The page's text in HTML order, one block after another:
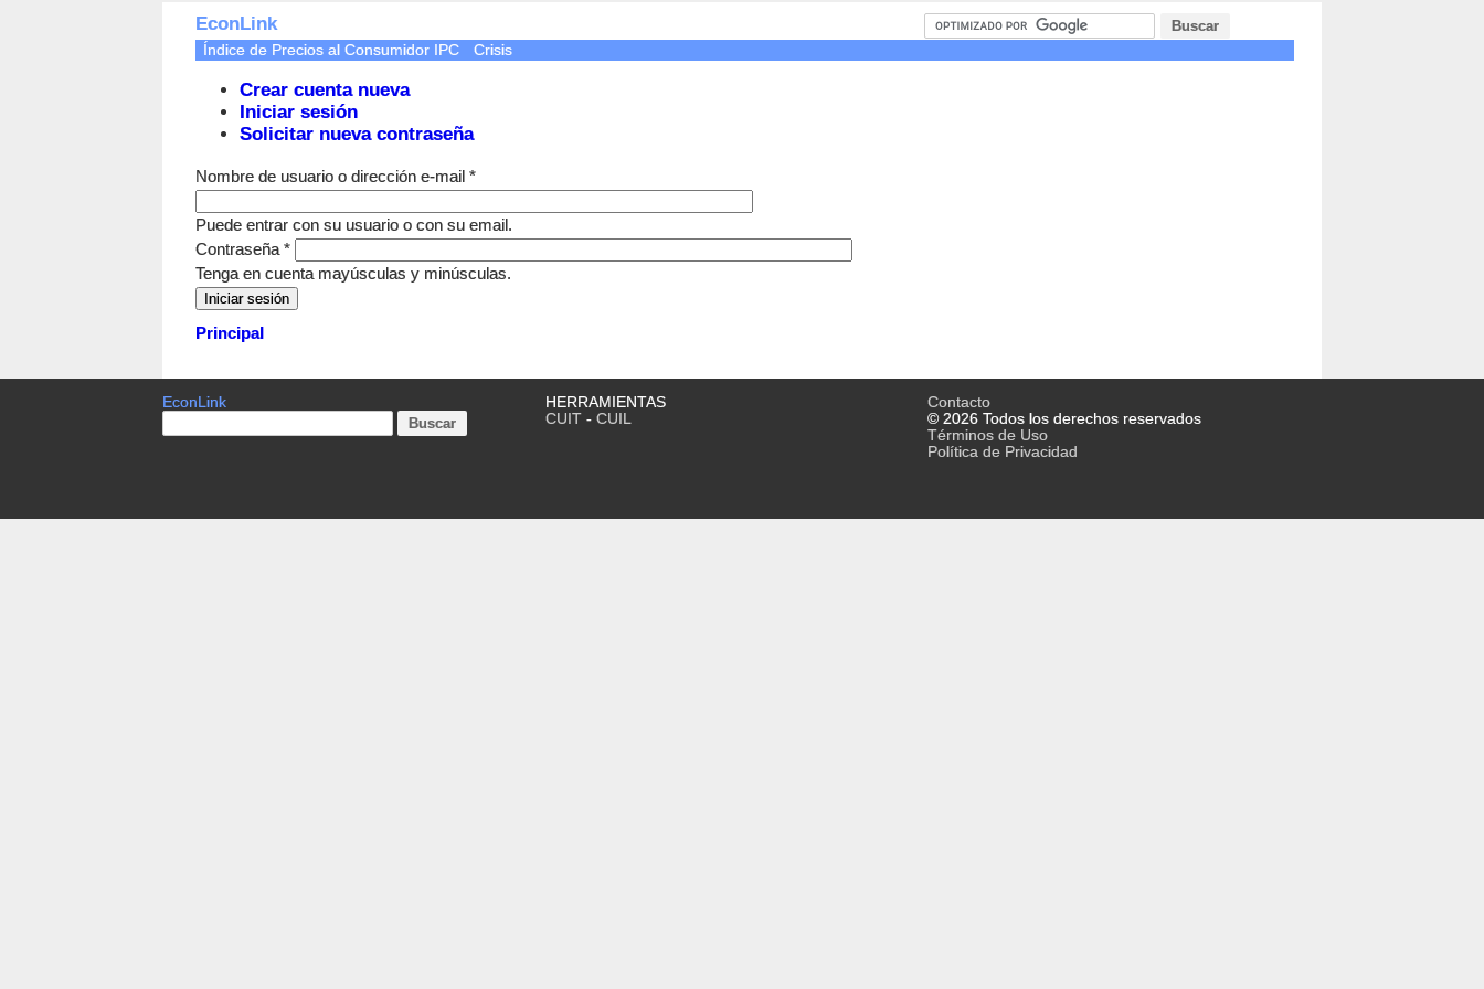
EconLink
Crear cuenta nueva
Iniciar sesión
Solicitar nueva contraseña
Índice de Precios al Consumidor IPC Crisis
Nombre de usuario o dirección e-mail *
Puede entrar con su usuario o con su email.
Contraseña *
Tenga en cuenta mayúsculas y minúsculas.
Principal
EconLink
HERRAMIENTAS
CUIT- CUIL
Contacto
© 2026 Todos los derechos reservados
Términos de Uso
Política de Privacidad